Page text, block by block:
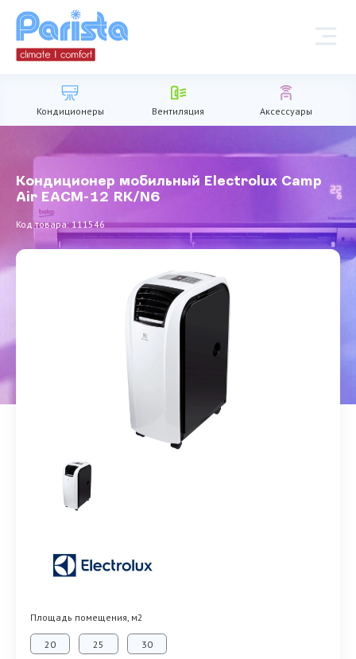
Кондиционеры Вентиляция Аксессуары
Кондиционер мобильный Electrolux Camp
Air EACM-12 RK/N6
Код товара: 111546
Площадь помещения, м2
20 25 30